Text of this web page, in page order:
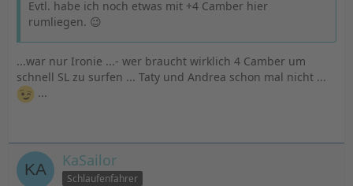
Evtl. habe ich noch etwas mit +4 Camber hier
rumliegen. 😉
...war nur Ironie ...- wer braucht wirklich 4 Camber um
schnell SL zu surfen ... Taty und Andrea schon mal nicht ...
...
KaSailor
Schlaufenfahrer